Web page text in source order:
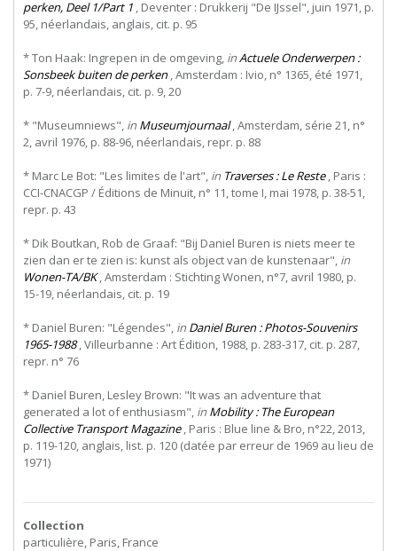
perken, Deel 1/Part 1 , Deventer : Drukkerij "De IJssel", juin 1971, p.
95, néerlandais, anglais, cit. p. 95
* Ton Haak: Ingrepen in de omgeving, inActuele Onderwerpen :
Sonsbeek buiten de perken, Amsterdam : Ivio, n° 1365, été 1971,
p. 7-9, néerlandais, cit. p. 9, 20
* "Museumniews", in Museumjournaal, Amsterdam, série 21, n°
2, avril 1976, p. 88-96, néerlandais, repr. p. 88
* Marc Le Bot: "Les limites de l'art", in Traverses : Le Reste, Paris :
CCI-CNACGP / Éditions de Minuit, n° 11, tome I, mai 1978, p. 38-51,
repr. p. 43
* Dik Boutkan, Rob de Graaf: "Bij Daniel Buren is niets meer te
zien dan er te zien is: kunst als object van de kunstenaar", in
Wonen-TA/BK, Amsterdam : Stichting Wonen, n°7, avril 1980, p.
15-19, néerlandais, cit. p. 19
* Daniel Buren: "Légendes", in Daniel Buren : Photos-Souvenirs
1965-1988, Villeurbanne : Art Édition, 1988, p. 283-317, cit. p. 287,
repr. n° 76
* Daniel Buren, Lesley Brown: "It was an adventure that
generated a lot of enthusiasm", in Mobility : The European
Collective Transport Magazine, Paris : Blue line & Bro, n°22, 2013,
p. 119-120, anglais, list. p. 120 (datée par erreur de 1969 au lieu de
1971)
Collection
particulière, Paris, France